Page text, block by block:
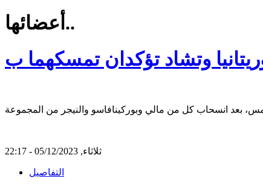
أعضائها..
ثلاثاء, 05/12/2023 - 22:17
التفاصيل